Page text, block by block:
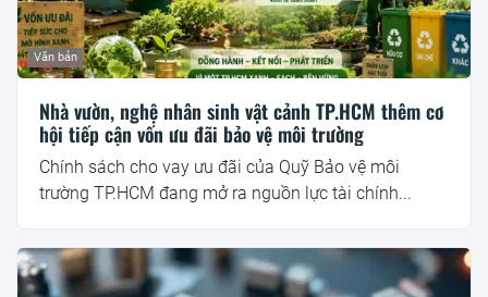
Văn bản
Nhà vườn, nghệ nhân sinh vật cảnh TP.HCM thêm cơ
hội tiếp cận vốn ưu đãi bảo vệ môi trường
Chính sách cho vay ưu đãi của Quỹ Bảo vệ môi
trường TP.HCM đang mở ra nguồn lực tài chính...